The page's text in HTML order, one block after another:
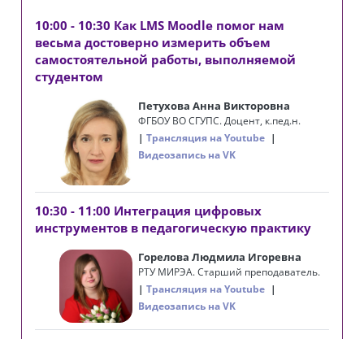
10:00 - 10:30 Как LMS Moodle помог нам
весьма достоверно измерить объем
самостоятельной работы, выполняемой
студентом
Петухова Анна Викторовна
ФГБОУ ВО СГУПС. Доцент, к.пед.н.
Трансляция на Youtube
Видеозапись на VK
10:30 - 11:00 Интеграция цифровых
инструментов в педагогическую практику
Горелова Людмила Игоревна
РТУ МИРЭА. Старший преподаватель.
Трансляция на Youtube
Видеозапись на VK